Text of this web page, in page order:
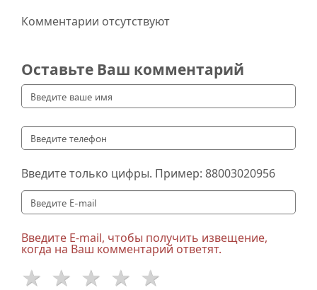
Комментарии отсутствуют
Оставьте Ваш комментарий
Введите только цифры. Пример: 88003020956
Введите E-mail, чтобы получить извещение,
когда на Ваш комментарий ответят.